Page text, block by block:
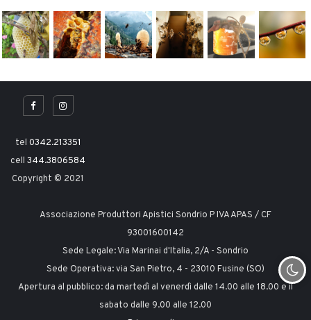
tel 0342.213351
cell 344.3806584
Copyright © 2021
Associazione Produttori Apistici Sondrio P IVA APAS / CF
93001600142
Sede Legale: Via Marinai d'Italia, 2/A - Sondrio
Sede Operativa: via San Pietro, 4 - 23010 Fusine (SO)
Apertura al pubblico: da martedì al venerdì dalle 14.00 alle 18.00 e il
sabato dalle 9.00 alle 12.00